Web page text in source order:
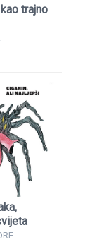
trajno